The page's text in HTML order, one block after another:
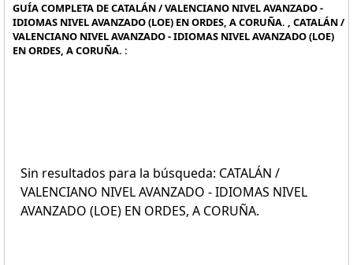
GUÍA COMPLETA DE CATALÁN / VALENCIANO NIVEL AVANZADO -
IDIOMAS NIVEL AVANZADO (LOE) EN ORDES, A CORUÑA. , CATALÁN /
VALENCIANO NIVEL AVANZADO - IDIOMAS NIVEL AVANZADO (LOE)
EN ORDES, A CORUÑA. :
Sin resultados para la búsqueda: CATALÁN /
VALENCIANO NIVEL AVANZADO - IDIOMAS NIVEL
AVANZADO (LOE) EN ORDES, A CORUÑA.